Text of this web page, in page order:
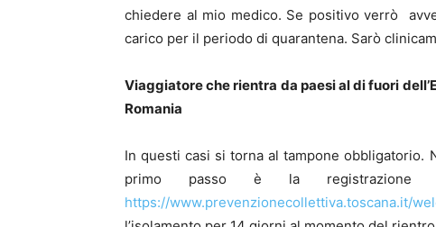
chiedere al mio medico. Se positivo verrò
carico per il periodo di quarantena. Sarò
Viaggiatore che rientra da paesi al di fuori
Romania
In questi casi si torna al tampone obbligatorio.
primo passo è la
https://www.prevenzionecollettiva.toscana.it/